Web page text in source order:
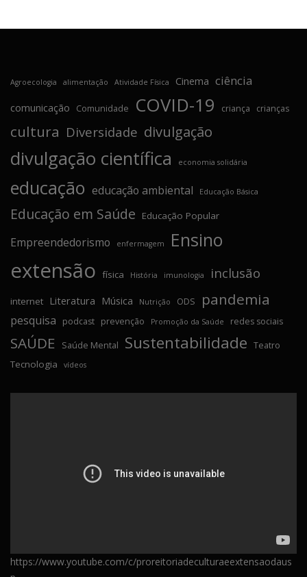
Agroecologia alimentação Atividade Física Cinema ciência
comunicação Comunidade COVID-19 criança crianças
cultura Diversidade divulgação
divulgação científica economia solidária
educação educação ambiental Educação Básica
Educação em Saúde Educação Popular
Empreendedorismo enfermagem Ensino
extensão física História imunologia inclusão
internet Literatura Música Nutrição ODS pandemia
pesquisa podcast prevenção Promoção da Saúde redes sociais
SAÚDE Saúde Mental Sustentabilidade Teatro
Tecnologia vídeos
https://www.youtube.com/c/proreitoriadeculturaeextensaodaus